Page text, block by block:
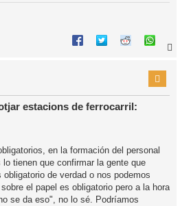
estacions de ferrocarril:
en la formación del personal
tienen que confirmar la gente que
de verdad o nos podemos
el papel es obligatorio pero a la hora
se da eso", no lo sé. Podríamos